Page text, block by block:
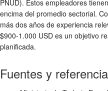
PNUD). Estos empleadores
encima del promedio sectorial.
más dos años de experiencia
$900-1.000 USD es un objetivo
planificada.
Fuentes y